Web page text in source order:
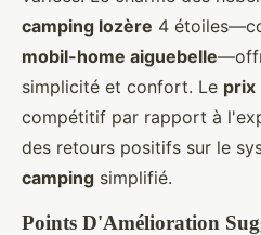
camping lozère 4
mobil-home aiguebelle
simplicité et confort. Le prix
compétitif par rapport à
des retours positifs sur le
camping simplifié.
Points D'Amélioration